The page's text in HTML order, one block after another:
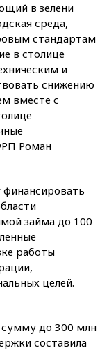
в зелени
среда,
стандартам
в столице
и
снижению
вместе с
Роман
займа до 100
работы
целей.
до 300 млн
составила